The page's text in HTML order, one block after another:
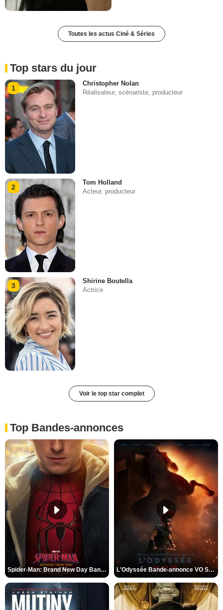
Toutes les actus Ciné & Séries
Top stars du jour
1
Christopher Nolan
Réalisateur, scénariste, producteur
2
Tom Holland
Acteur, producteur
3
Shirine Boutella
Actrice
Voir le top star complet
Top Bandes-annonces
Spider-Man: Brand New Day Bande-annonce VO STFR L'Odyssée Bande-annonce VO STFR